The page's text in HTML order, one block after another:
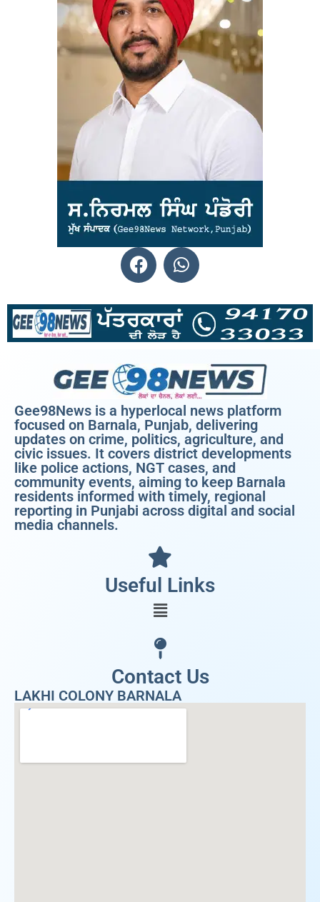
Gee98News is a hyperlocal news platform
focused on Barnala, Punjab, delivering
updates on crime, politics, agriculture, and
civic issues. It covers district developments
like police actions, NGT cases, and
community events, aiming to keep Barnala
residents informed with timely, regional
reporting in Punjabi across digital and social
media channels.
Useful Links
Contact Us
LAKHI COLONY BARNALA